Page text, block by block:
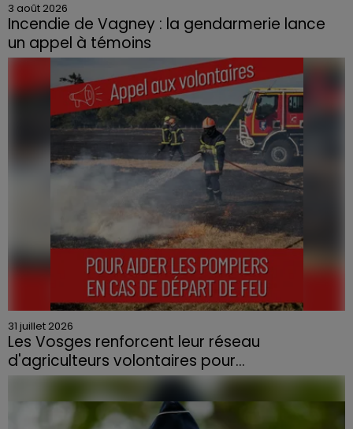
3 août 2026
Incendie de Vagney : la gendarmerie lance
un appel à témoins
Le feu, parti d'une haie avant de se propager au
quartier résidentiel, avait détruit deux habitations et
contraint à l'évacuation d'une centaine de personnes.
31 juillet 2026
Les Vosges renforcent leur réseau
d'agriculteurs volontaires pour...
Face à la sécheresse et aux risques de départs de feu,
la Chambre d'agriculture des Vosges a lancé un appel
aux agriculteurs volontaires pour venir en aide...